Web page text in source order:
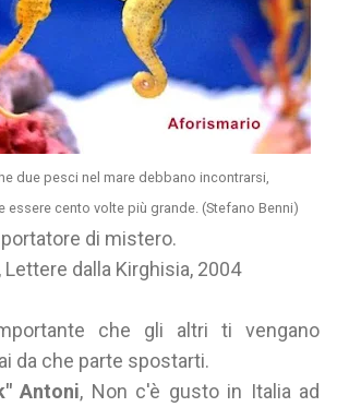
due pesci nel mare debbano incontrarsi,
essere cento volte più grande. (Stefano Benni)
di mistero.
, Lettere dalla Kirghisia, 2004
che gli altri ti vengano
da che parte spostarti.
Antoni, Non c'è gusto in Italia ad